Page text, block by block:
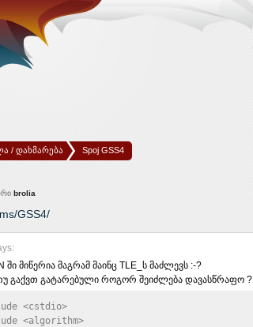
/ დახმარება Spoj GSS4
brolia
GSS4/
ში მიწერია მაგრამ მაინც TLE_ს მაძლევს :-?
გაქვთ გატარებული როგორ შეიძლება დავასწრაფო ?
<cstdio>
<algorithm>